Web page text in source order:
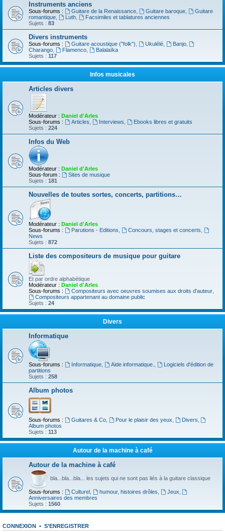
Instruments anciens
Sous-forums : Guitare de la Renaissance, Guitare baroque,
Guitare
romantique
Luth,
Facsimiles et tablatures anciennes
Sujets : 83
Divers instruments
Sous-forums : Guitare acoustique ("folk") Ukulélé, Banjo,
Charango
Flamenco,
Balalaïka
Sujets : 117
Infos musicales
Articles divers
Modérateur : Daniel d'Arles
Sous-forums :
Articles Interviews
Ebooks libres et gratuits
Sujets : 224
Infos du Web
Modérateur : Daniel d'Arles
Sous-forum :
Sites de musique
Sujets : 181
Nouvelles de toutes sortes, concerts, partitions…
Modérateur : Daniel d'Arles
Sous-forums :
Parutions - Editions Concours, stages et concerts
News
Sujets : 872
Liste des compositeurs de musique pour guitare
Et par ordre alphabétique
Modérateur : Daniel d'Arles
Sous-forums :
Compositeurs avec oeuvres soumises aux droits d'auteur,
Compositeurs appartenant au domaine public
Sujets : 24
Divers
Informatique
Sous-forums : Informatique, Aide informatique.
Logiciels d'édition de
partitions
Sujets : 258
Album photos
Sous-forums : Guitares & Co, Pour le plaisir des yeux Divers
Album photos
Sujets : 113
Autour de la machine à café
Autour de la machine à café
bla...bla...bla... les sujets qui ne sont pas liés à la guitare classique
Sous-forums : Culturel, humour, histoires drôles Jeux
Anniversaires des membres
Sujets : 1560
CONNEXION • S’ENREGISTRER